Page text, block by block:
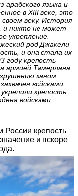
арабского языка и
в XIII веке, это
веку. История
и никто не может
укрепление.
род Джакели
и она стала их
году крепость
армией Тамерлана.
ханом
войсками
крепость.
войсками
России крепость
и вскоре